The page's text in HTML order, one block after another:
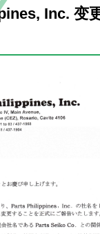
Inc. 变